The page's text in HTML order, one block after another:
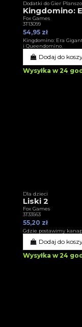
Dodatki do Gier
Kingdomino:
Fox Games
3T13099
54,95 zł
Kingdomino: Era
i Queendomino.
Dodaj do
Wysyłka w 24
Dla dzieci
Liski 2
Fox Games
3T33563
55,20 zł
Gdzie postawimy
Dodaj do
Wysyłka w 24